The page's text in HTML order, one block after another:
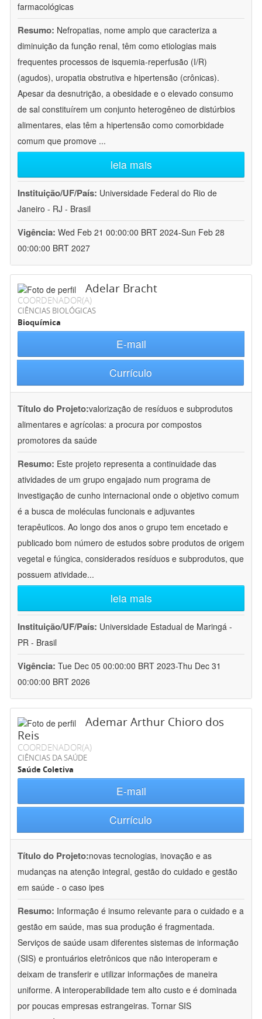
farmacológicas
Resumo: Nefropatias, nome amplo que caracteriza a
diminuição da função renal, têm como etiologias mais
frequentes processos de isquemia-reperfusão (I/R)
(agudos), uropatia obstrutiva e hipertensão (crônicas).
Apesar da desnutrição, a obesidade e o elevado consumo
de sal constituírem um conjunto heterogêneo de distúrbios
alimentares, elas têm a hipertensão como comorbidade
comum que promove ...
leia mais
Instituição/UF/País: Universidade Federal do Rio de
Janeiro - RJ - Brasil
Vigência: Wed Feb 21 00:00:00 BRT 2024-Sun Feb 28
00:00:00 BRT 2027
Adelar Bracht
COORDENADOR(A)
CIÊNCIAS BIOLÓGICAS
Bioquímica
E-mail
Currículo
Título do Projeto:valorização de resíduos e subprodutos
alimentares e agrícolas: a procura por compostos
promotores da saúde
Resumo: Este projeto representa a continuidade das
atividades de um grupo engajado num programa de
investigação de cunho internacional onde o objetivo comum
é a busca de moléculas funcionais e adjuvantes
terapêuticos. Ao longo dos anos o grupo tem encetado e
publicado bom número de estudos sobre produtos de origem
vegetal e fúngica, considerados resíduos e subprodutos, que
possuem atividade...
leia mais
Instituição/UF/País: Universidade Estadual de Maringá -
PR - Brasil
Vigência: Tue Dec 05 00:00:00 BRT 2023-Thu Dec 31
00:00:00 BRT 2026
Ademar Arthur Chioro dos
Reis
COORDENADOR(A)
CIÊNCIAS DA SAÚDE
Saúde Coletiva
E-mail
Currículo
Título do Projeto:novas tecnologias, inovação e as
mudanças na atenção integral, gestão do cuidado e gestão
em saúde - o caso ipes
Resumo: Informação é insumo relevante para o cuidado e a
gestão em saúde, mas sua produção é fragmentada.
Serviços de saúde usam diferentes sistemas de informação
(SIS) e prontuários eletrônicos que não interoperam e
deixam de transferir e utilizar informações de maneira
uniforme. A interoperabilidade tem alto custo e é dominada
por poucas empresas estrangeiras. Tornar SIS